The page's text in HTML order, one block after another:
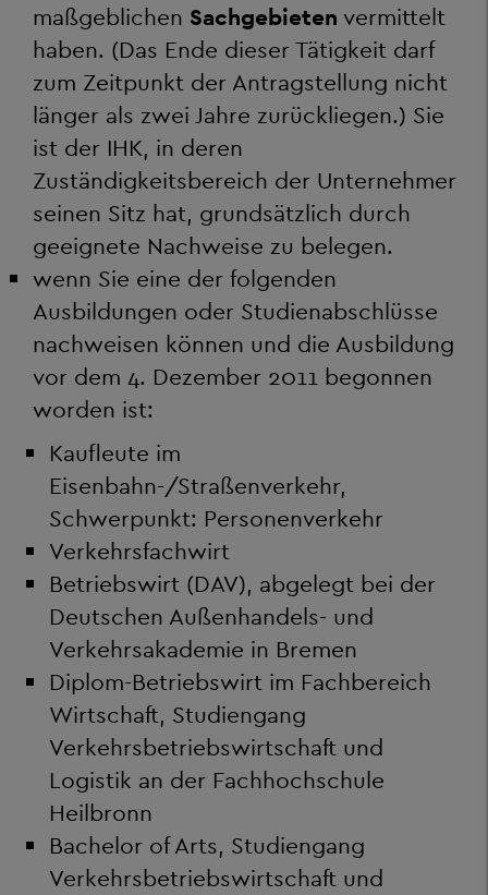
maßgeblichen Sachgebieten vermittelt
haben. (Das Ende dieser Tätigkeit darf
zum Zeitpunkt der Antragstellung nicht
länger als zwei Jahre zurückliegen.) Sie
ist der IHK, in deren
Zuständigkeitsbereich der Unternehmer
seinen Sitz hat, grundsätzlich durch
geeignete Nachweise zu belegen.
wenn Sie eine der folgenden
Ausbildungen oder Studienabschlüsse
nachweisen können und die Ausbildung
vor dem 4. Dezember 2011 begonnen
worden ist:
Kaufleute im
Eisenbahn-/Straßenverkehr,
Schwerpunkt: Personenverkehr
Verkehrsfachwirt
Betriebswirt (DAV), abgelegt bei der
Deutschen Außenhandels- und
Verkehrsakademie in Bremen
Diplom-Betriebswirt im Fachbereich
Wirtschaft, Studiengang
Verkehrsbetriebswirtschaft und
Logistik an der Fachhochschule
Heilbronn
Bachelor of Arts, Studiengang
Verkehrsbetriebswirtschaft und